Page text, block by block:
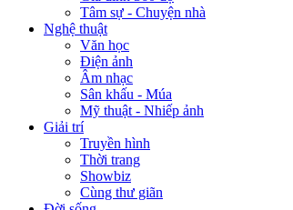
Tâm sự - Chuyện nhà
Nghệ thuật
Văn học
Điện ảnh
Âm nhạc
Sân khấu - Múa
Mỹ thuật - Nhiếp ảnh
Giải trí
Truyền hình
Thời trang
Showbiz
Cùng thư giãn